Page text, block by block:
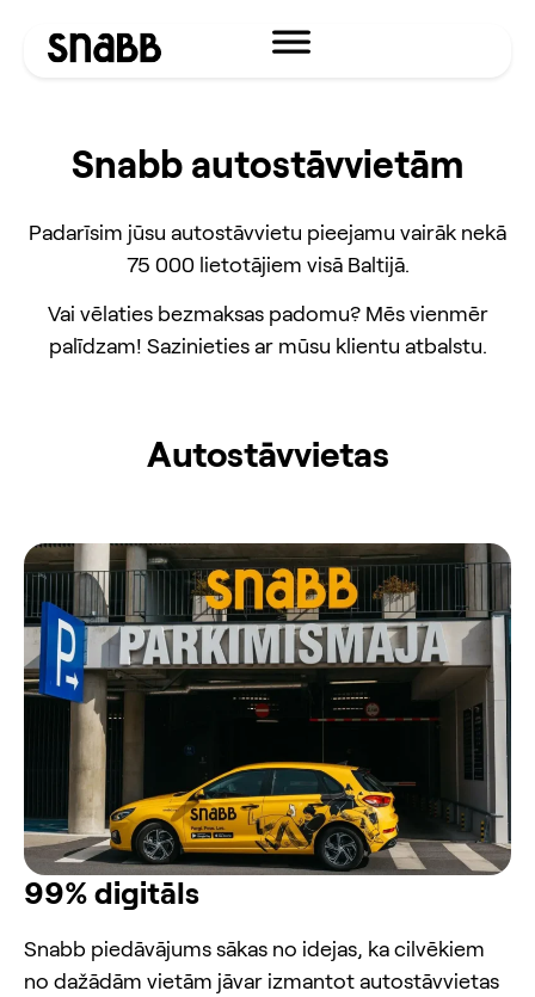
Snabb autostāvvietām
Padarīsim jūsu autostāvvietu pieejamu vairāk nekā
75 000 lietotājiem visā Baltijā.
Vai vēlaties bezmaksas padomu? Mēs vienmēr
palīdzam! Sazinieties ar mūsu klientu atbalstu.
Autostāvvietas
99% digitāls
Snabb piedāvājums sākas no idejas, ka cilvēkiem
no dažādām vietām jāvar izmantot autostāvvietas